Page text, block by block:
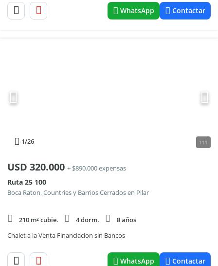
WhatsApp Contactar
1/26 111
USD 320.000 + $890.000 expensas
Ruta 25 100
Boca Raton, Countries y Barrios Cerrados en Pilar
210 m² cubie. 4 dorm.
8 años
Chalet a la Venta Financiacion sin Bancos
WhatsApp Contactar